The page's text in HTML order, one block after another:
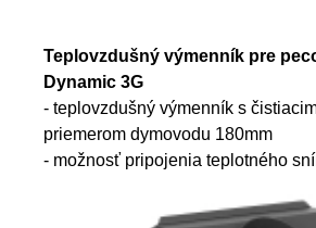
Teplovzdušný výmenník pre
Dynamic 3G
- teplovzdušný výmenník s
priemerom dymovodu 180mm
- možnosť pripojenia teplotného